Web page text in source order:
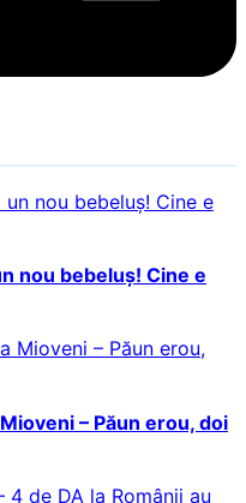
nou bebeluș! Cine e
– Păun erou, doi